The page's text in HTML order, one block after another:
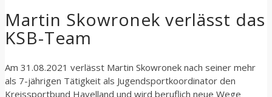
Martin Skowronek verlässt das
KSB-Team
Am 31.08.2021 verlässt Martin Skowronek nach seiner mehr
als 7-jährigen Tätigkeit als Jugendsportkoordinator den
Kreissportbund Havelland und wird beruflich neue Wege